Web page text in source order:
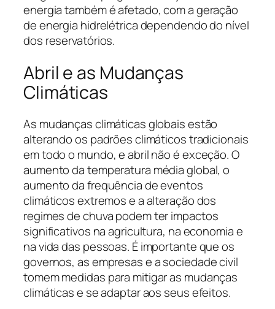
energia também é afetado, com a geração
de energia hidrelétrica dependendo do nível
dos reservatórios.
Abril e as Mudanças
Climáticas
As mudanças climáticas globais estão
alterando os padrões climáticos tradicionais
em todo o mundo, e abril não é exceção. O
aumento da temperatura média global, o
aumento da frequência de eventos
climáticos extremos e a alteração dos
regimes de chuva podem ter impactos
significativos na agricultura, na economia e
na vida das pessoas. É importante que os
governos, as empresas e a sociedade civil
tomem medidas para mitigar as mudanças
climáticas e se adaptar aos seus efeitos.